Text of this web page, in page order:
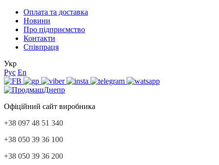
Оплата та доставка
Новини
Про підприємство
Контакти
Співпраця
Укр
Рус En
Офіційний сайт виробника
+38 097 48 51 340
+38 050 39 36 100
+38 050 39 36 200